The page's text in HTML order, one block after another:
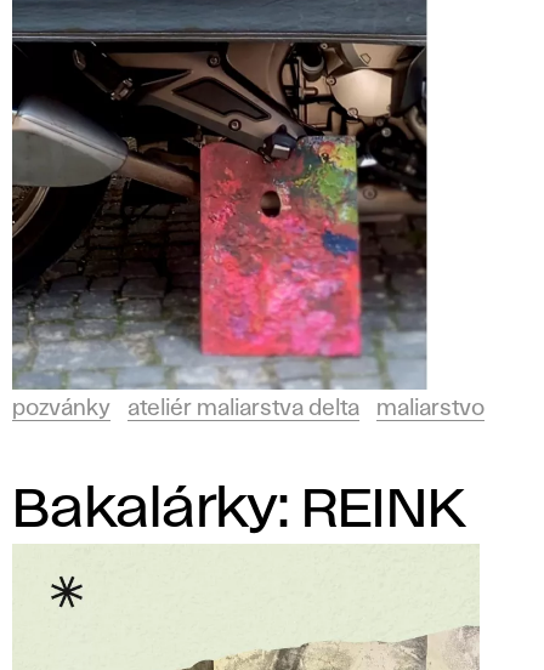
pozvánky ateliér maliarstva delta maliarstvo
Bakalárky: REINK